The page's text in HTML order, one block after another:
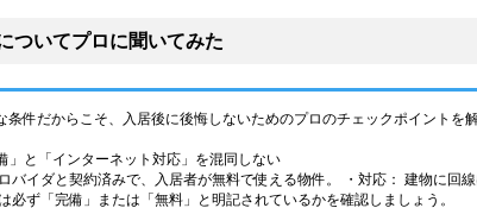
ついてプロに聞いてみた
条件だからこそ、入居後に後悔しないためのプロのチェックポイントを
」と「インターネット対応」を混同しない
バイダと契約済みで、入居者が無料で使える物件。 ・対応： 建物に回
必ず「完備」または「無料」と明記されているかを確認しましょう。